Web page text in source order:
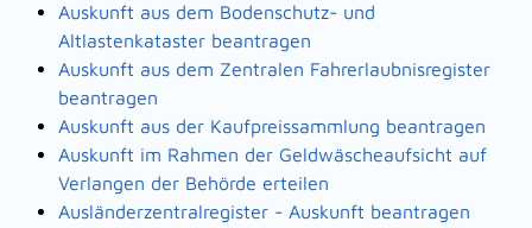
Auskunft aus dem Bodenschutz- und
Altlastenkataster beantragen
Auskunft aus dem Zentralen Fahrerlaubnisregister
beantragen
Auskunft aus der Kaufpreissammlung beantragen
Auskunft im Rahmen der Geldwäscheaufsicht auf
Verlangen der Behörde erteilen
Ausländerzentralregister - Auskunft beantragen